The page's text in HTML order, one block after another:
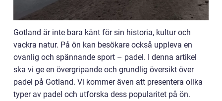
Gotland är inte bara känt för sin historia, kultur och
vackra natur. På ön kan besökare också uppleva en
ovanlig och spännande sport – padel. I denna artikel
ska vi ge en övergripande och grundlig översikt över
padel på Gotland. Vi kommer även att presentera olika
typer av padel och utforska dess popularitet på ön.